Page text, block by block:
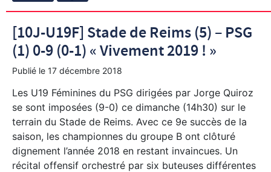
[10J-U19F] Stade de Reims (5) – PSG
(1) 0-9 (0-1) « Vivement 2019 ! »
Publié le 17 décembre 2018
Les U19 Féminines du PSG dirigées par Jorge Quiroz
se sont imposées (9-0) ce dimanche (14h30) sur le
terrain du Stade de Reims. Avec ce 9e succès de la
saison, les championnes du groupe B ont clôturé
dignement l’année 2018 en restant invaincues. Un
récital offensif orchestré par six buteuses différentes